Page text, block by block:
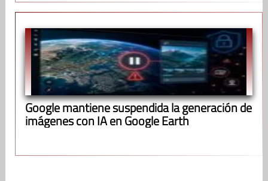
Google mantiene suspendida la generación de
imágenes con IA en Google Earth